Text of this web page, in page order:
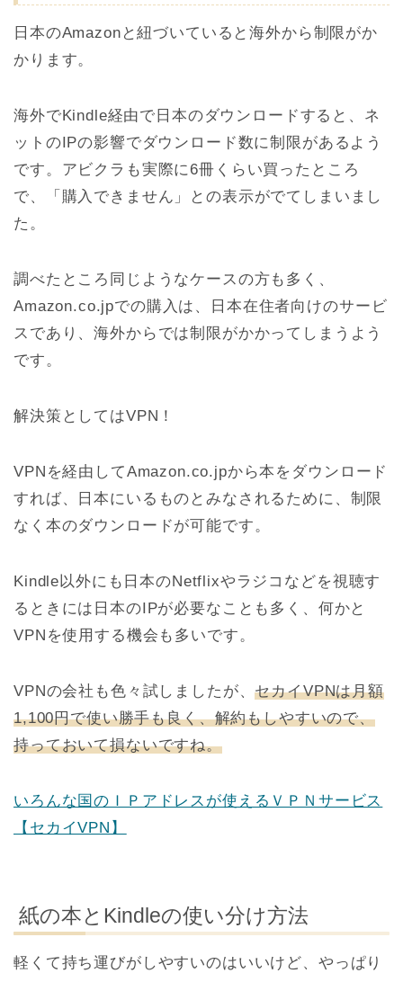
日本のAmazonと紐づいていると海外から制限がか
かります。
海外でKindle経由で日本のダウンロードすると、ネ
ットのIPの影響でダウンロード数に制限があるよう
です。アビクラも実際に6冊くらい買ったところ
で、「購入できません」との表示がでてしまいまし
た。
調べたところ同じようなケースの方も多く、
Amazon.co.jpでの購入は、日本在住者向けのサービ
スであり、海外からでは制限がかかってしまうよう
です。
解決策としてはVPN！
VPNを経由してAmazon.co.jpから本をダウンロード
すれば、日本にいるものとみなされるために、制限
なく本のダウンロードが可能です。
Kindle以外にも日本のNetflixやラジコなどを視聴す
るときには日本のIPが必要なことも多く、何かと
VPNを使用する機会も多いです。
VPNの会社も色々試しましたが、セカイVPNは月額
1,100円で使い勝手も良く、解約もしやすいので、
持っておいて損ないですね。
いろんな国のＩＰアドレスが使えるＶＰＮサービス
【セカイVPN】
紙の本とKindleの使い分け方法
軽くて持ち運びがしやすいのはいいけど、やっぱり